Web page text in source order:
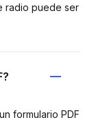
radio puede ser
formulario PDF